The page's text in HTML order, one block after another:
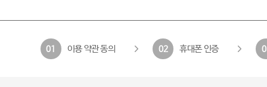
01 이용 약관 동의 02 휴대폰 인증